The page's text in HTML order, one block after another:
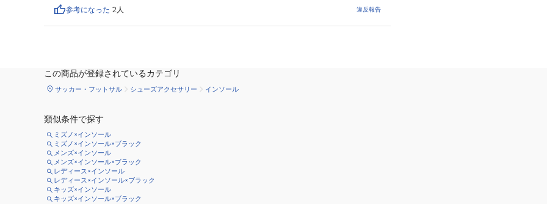
参考になった 2人 違反報告
この商品が登録されているカテゴリ
サッカー・フットサル シューズアクセサリー インソール
類似条件で探す
ミズノ×インソール
ミズノ×インソール×ブラック
メンズ×インソール
メンズ×インソール×ブラック
レディース×インソール
レディース×インソール×ブラック
キッズ×インソール
キッズ×インソール×ブラック